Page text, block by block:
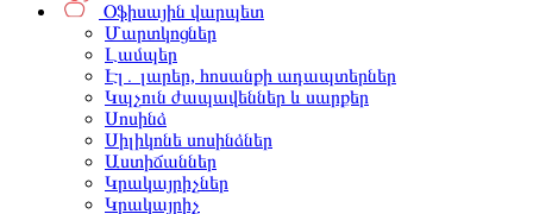
Օֆիսային վարպետ
Մարտկոցներ
Լամպեր
Էլ․ լարեր, հոսանքի ադապտերներ
Կպչուն ժապավեններ և սարքեր
Սոսինձ
Սիլիկոնե սոսինձներ
Աստիճաններ
Կրակայրիչներ
Կրակայրիչ